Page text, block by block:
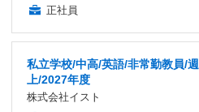
正社員
私立学校/中高/英語/非常勤教員/
上/2027年度
株式会社イスト